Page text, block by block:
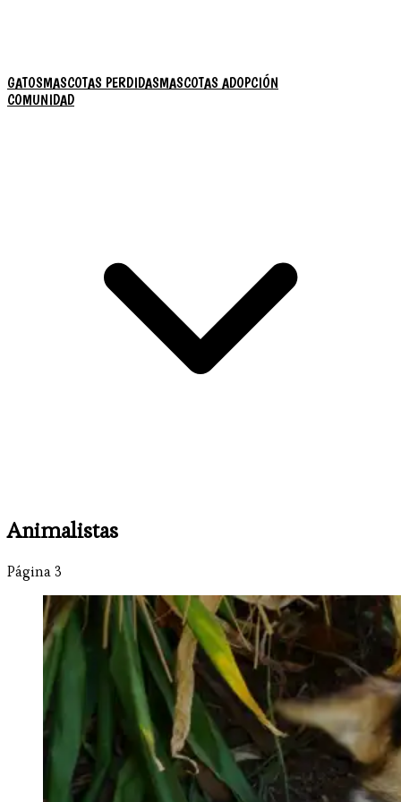
GATOSMASCOTAS PERDIDASMASCOTAS ADOPCIÓN
COMUNIDAD
Animalistas
Página 3